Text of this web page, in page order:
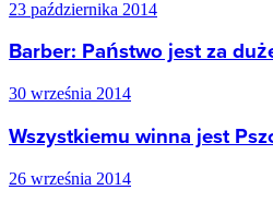
23 października 2014
Barber: Państwo jest za
30 września 2014
Wszystkiemu winna jest
26 września 2014